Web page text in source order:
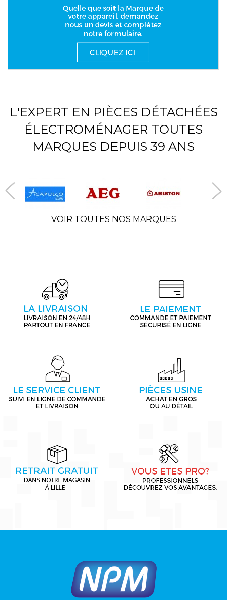
L'EXPERT EN PIÈCES DÉTACHÉES
ÉLECTROMÉNAGER TOUTES
MARQUES DEPUIS 39 ANS
VOIR TOUTES NOS MARQUES